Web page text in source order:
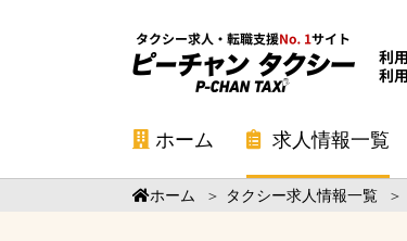
ホーム 求人情報一覧
ホーム ＞ タクシー求人情報一覧 ＞